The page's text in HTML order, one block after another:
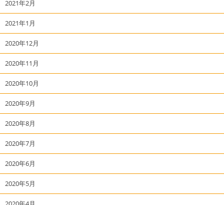
2021年2月
2021年1月
2020年12月
2020年11月
2020年10月
2020年9月
2020年8月
2020年7月
2020年6月
2020年5月